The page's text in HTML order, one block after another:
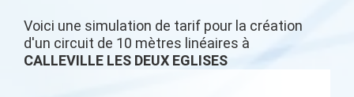
Voici une simulation de tarif pour la création
d'un circuit de 10 mètres linéaires à
CALLEVILLE LES DEUX EGLISES